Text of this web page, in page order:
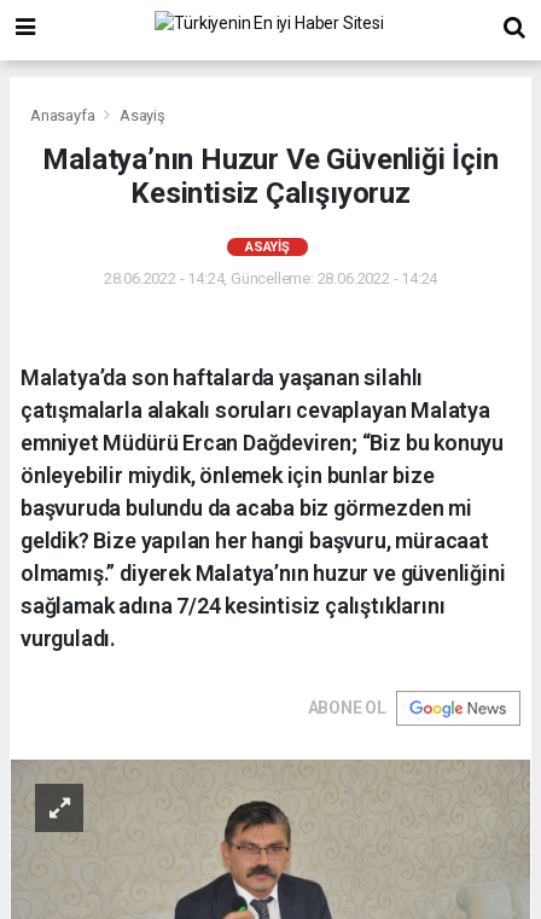
Anasayfa Asayiş
Malatya’nın Huzur Ve Güvenliği İçin
Kesintisiz Çalışıyoruz
ASAYIŞ
28.06.2022 - 14:24, Güncelleme: 28.06.2022 - 14:24
Malatya’da son haftalarda yaşanan silahlı
çatışmalarla alakalı soruları cevaplayan Malatya
emniyet Müdürü Ercan Dağdeviren; “Biz bu konuyu
önleyebilir miydik, önlemek için bunlar bize
başvuruda bulundu da acaba biz görmezden mi
geldik? Bize yapılan her hangi başvuru, müracaat
olmamış.” diyerek Malatya’nın huzur ve güvenliğini
sağlamak adına 7/24 kesintisiz çalıştıklarını
vurguladı.
ABONE OL